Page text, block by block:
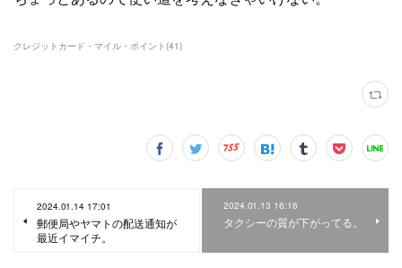
クレジットカード・マイル・ポイント(41)
2024.01.14 17:01
郵便局やヤマトの配送通知が
最近イマイチ。
2024.01.13 16:16
タクシーの質が下がってる。